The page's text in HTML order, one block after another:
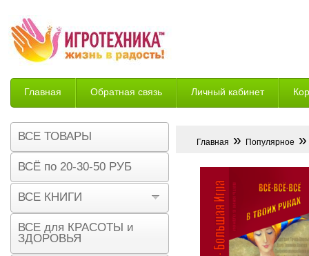
Главная Обратная связь Личный кабинет
Возврат
Главная » Популярное
ВСЕ ТОВАРЫ
ВСЁ по 20-30-50 РУБ
ВСЕ КНИГИ
ВСЕ для КРАСОТЫ и
ЗДОРОВЬЯ